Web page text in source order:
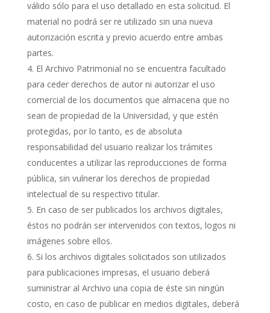
válido sólo para el uso detallado en esta solicitud. El
material no podrá ser re utilizado sin una nueva
autorización escrita y previo acuerdo entre ambas
partes.
El Archivo Patrimonial no se encuentra facultado
para ceder derechos de autor ni autorizar el uso
comercial de los documentos que almacena que no
sean de propiedad de la Universidad, y que estén
protegidas, por lo tanto, es de absoluta
responsabilidad del usuario realizar los trámites
conducentes a utilizar las reproducciones de forma
pública, sin vulnerar los derechos de propiedad
intelectual de su respectivo titular.
En caso de ser publicados los archivos digitales,
éstos no podrán ser intervenidos con textos, logos ni
imágenes sobre ellos.
Si los archivos digitales solicitados son utilizados
para publicaciones impresas, el usuario deberá
suministrar al Archivo una copia de éste sin ningún
costo, en caso de publicar en medios digitales, deberá